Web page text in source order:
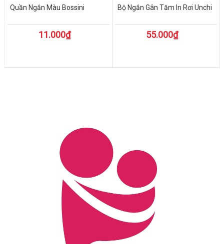
Quần Ngắn Màu Bossini
11.000₫
Bộ Ngắn Gân Tăm In Rơi Unchi
55.000₫